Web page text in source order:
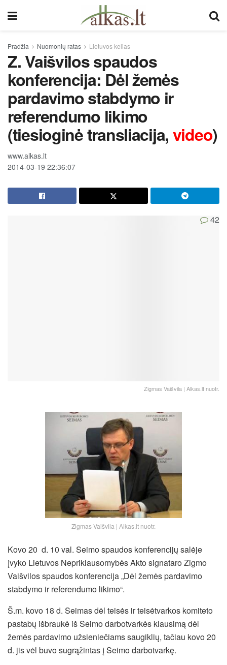
Pradžia Nuomonių ratas Lietuvos kelias
Z. Vaišvilos spaudos
konferencija: Dėl žemės
pardavimo stabdymo ir
referendumo likimo
(tiesioginė transliacija,video)
www.alkas.lt
2014-03-19 22:36:07
42
Zigmas Vaišvila | Alkas.lt nuotr.
Zigmas Vaišvila | Alkas.lt nuotr.
Kovo 20 d. 10 val. Seimo spaudos konferencijų salėje
įvyko Lietuvos Nepriklausomybės Akto signataro Zigmo
Vaišvilos spaudos konferencija „Dėl žemės pardavimo
stabdymo ir referendumo likimo“.
Š.m. kovo 18 d. Seimas dėl teisės ir teisėtvarkos komiteto
pastabų išbraukė iš Seimo darbotvarkės klausimą dėl
žemės pardavimo užsieniečiams saugiklių, tačiau kovo 20
d. jis vėl buvo sugrąžintas į Seimo darbotvarkę.